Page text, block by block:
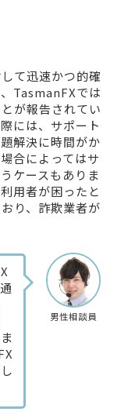
て迅速かつ的確
TasmanFXでは
が報告されてい
には、サポート
解決に時間がか
合によってはサ
ケースもありま
用者が困ったと
り、詐欺業者が
男性相談員